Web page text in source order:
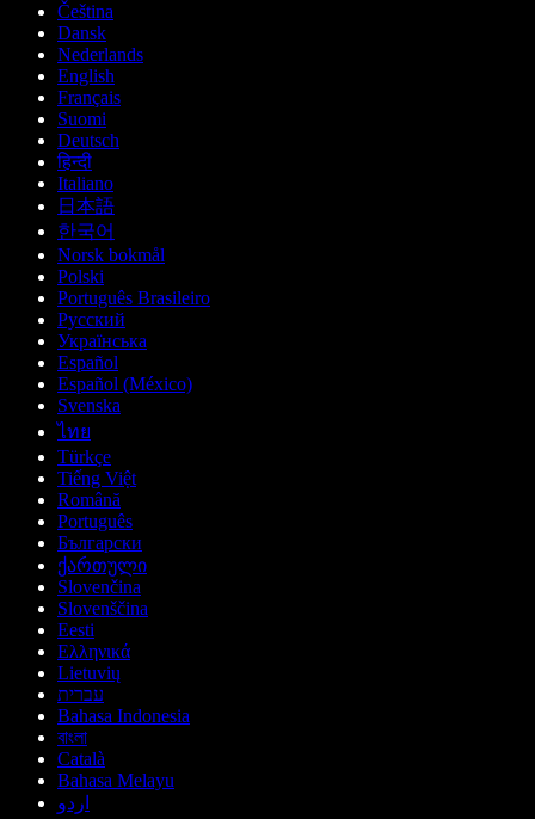
Čeština
Dansk
Nederlands
English
Français
Suomi
Deutsch
हिन्दी
Italiano
日本語
한국어
Norsk bokmål
Polski
Português Brasileiro
Русский
Українська
Español
Español (México)
Svenska
ไทย
Türkçe
Tiếng Việt
Română
Português
Български
ქართული
Slovenčina
Slovenščina
Eesti
Ελληνικά
Lietuvių
עברית
Bahasa Indonesia
বাংলা
Català
Bahasa Melayu
اردو